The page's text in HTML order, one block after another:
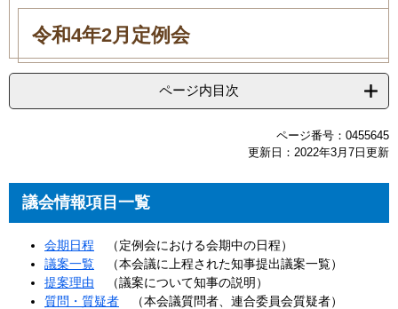
本
令和4年2月定例会
ページ内目次
ページ番号：0455645
更新日：2022年3月7日更新
議会情報項目一覧
会期日程 （定例会における会期中の日程）
議案一覧 （本会議に上程された知事提出議案一覧）
提案理由 （議案について知事の説明）
質問・質疑者 （本会議質問者、連合委員会質疑者）